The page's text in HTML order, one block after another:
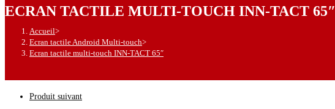
ECRAN TACTILE MULTI-TOUCH INN-TACT 65″
Accueil>
Ecran tactile Android Multi-touch>
Ecran tactile multi-touch INN-TACT 65″
Produit suivant